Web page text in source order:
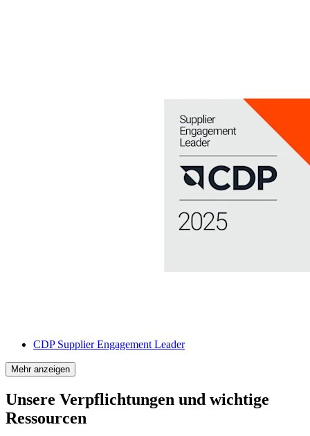
CDP Supplier Engagement Leader
Mehr anzeigen
Unsere Verpflichtungen und wichtige
Ressourcen